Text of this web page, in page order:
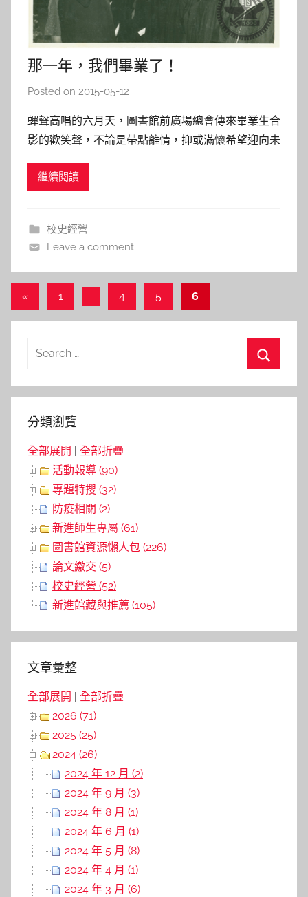
那一年，我們畢業了！
Posted on 2015-05-12
s
h
a
l
蟬聲高唱的六月天，圖書館前廣場總會傳來畢業生合
影的歡笑聲，不論是帶點離情，抑或滿懷希望迎向未
校迄今已一百多年，上演過無數次的畢業典禮，發展
交通大學的前身為上海
繼續閱讀
校史經營
Leave a comment
文
章
«Previous
1 ... 4 5 6
Search
分類瀏覽
全部展開 | 全部折疊
活動報導 (90)
專題特搜 (32)
防疫相關 (2)
新進師生專屬 (61)
圖書館資源懶人包 (226)
論文繳交 (5)
校史經營 (52)
新進館藏與推薦 (105)
文章彙整
全部展開 | 全部折疊
2026 (71)
2025 (25)
2024 (26)
2024 年 12 月 (2)
2024 年 9 月 (3)
2024 年 8 月 (1)
2024 年 6 月 (1)
2024 年 5 月 (8)
2024 年 4 月 (1)
2024 年 3 月 (6)